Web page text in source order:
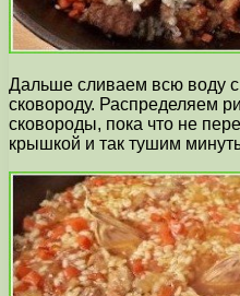
Дальше сливаем всю воду
сковороду. Распределяем
сковороды, пока что не
крышкой и так тушим